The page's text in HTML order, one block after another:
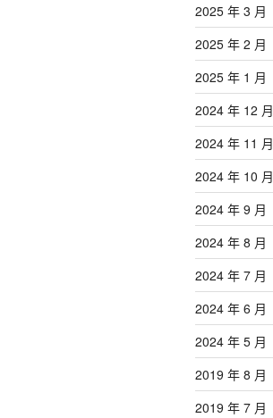
2025 年 3 月
2025 年 2 月
2025 年 1 月
2024 年 12 月
2024 年 11 月
2024 年 10 月
2024 年 9 月
2024 年 8 月
2024 年 7 月
2024 年 6 月
2024 年 5 月
2019 年 8 月
2019 年 7 月